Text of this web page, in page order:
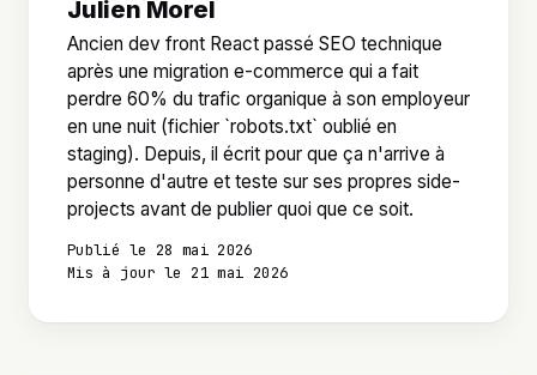
Julien Morel
Ancien dev front React passé SEO technique
après une migration e-commerce qui a fait
perdre 60% du trafic organique à son employeur
en une nuit (fichier `robots.txt` oublié en
staging). Depuis, il écrit pour que ça n'arrive à
personne d'autre et teste sur ses propres side-
projects avant de publier quoi que ce soit.
Publié le 28 mai 2026
Mis à jour le 21 mai 2026